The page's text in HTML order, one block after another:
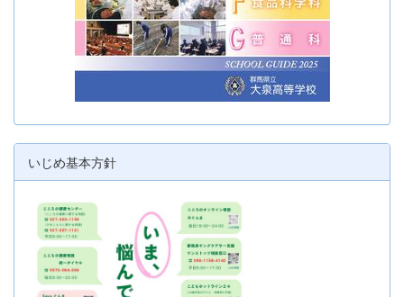
いじめ基本方針